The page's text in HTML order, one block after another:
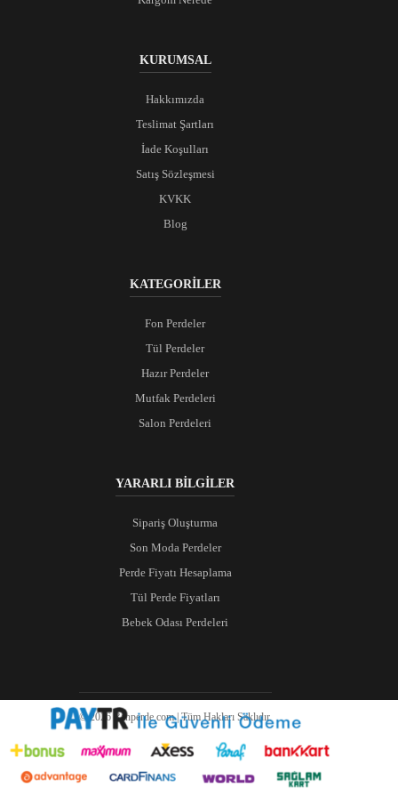
KURUMSAL
Hakkımızda
Teslimat Şartları
İade Koşulları
Satış Sözleşmesi
KVKK
Blog
KATEGORİLER
Fon Perdeler
Tül Perdeler
Hazır Perdeler
Mutfak Perdeleri
Salon Perdeleri
YARARLI BİLGİLER
Sipariş Oluşturma
Son Moda Perdeler
Perde Fiyatı Hesaplama
Tül Perde Fiyatları
Bebek Odası Perdeleri
© 2026 Ranperde.com | Tüm Hakları Saklıdır.